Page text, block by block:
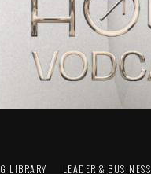
LIBRARY LEADER & BUSINESS